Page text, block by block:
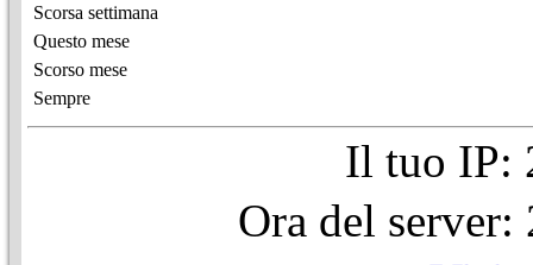
Scorsa settimana
Questo mese
Scorso mese
Sempre
Il tuo IP:
Ora del